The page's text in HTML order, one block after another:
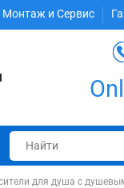
Монтаж и Сервис
для душа с